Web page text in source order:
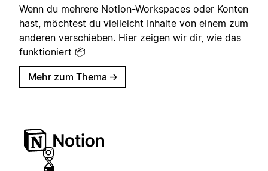
Wenn du mehrere Notion-Workspaces oder Konten
hast, möchtest du vielleicht Inhalte von einem zum
anderen verschieben. Hier zeigen wir dir, wie das
funktioniert 📦
Mehr zum Thema →